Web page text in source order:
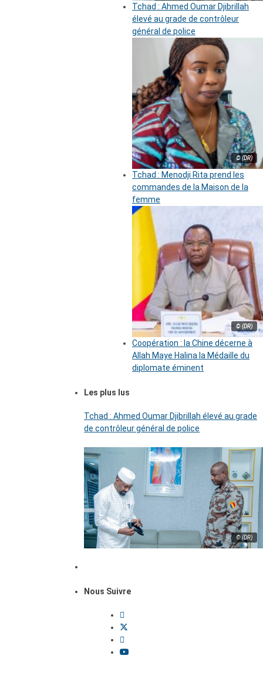
Tchad : Ahmed Oumar Djibrillah
élevé au grade de contrôleur
général de police
© (DR)
Tchad : Menodji Rita prend les
commandes de la Maison de la
femme
© (DR)
Coopération : la Chine décerne à
Allah Maye Halina la Médaille du
diplomate éminent
Les plus lus
Tchad : Ahmed Oumar Djibrillah élevé au grade
de contrôleur général de police
© (DR)
Nous Suivre